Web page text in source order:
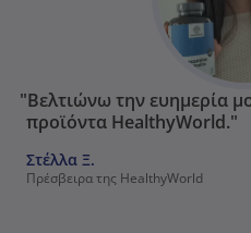
"Βελτιώνω την ευημερία
προϊόντα HealthyWorld."
Στέλλα Ξ.
Πρέσβειρα της HealthyWorld